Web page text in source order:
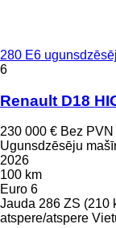
280 E6
6
Renault D18
230 000 € Bez PVN
Ugunsdzēsēju
2026
100 km
Euro 6
Jauda 286 ZS (210
atspere/atspere